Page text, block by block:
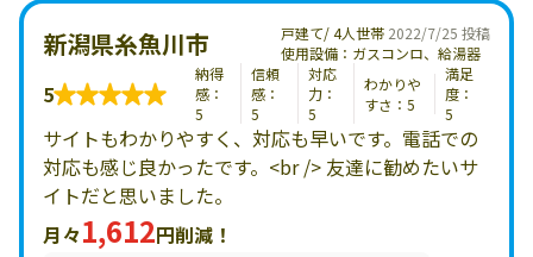
2022/7/25 投稿
新潟県糸魚川市
戸建て/ 4人世帯
使用設備：ガスコンロ、給湯器
5
納得
感：
5
信頼
感：
5
対応
力：
5
わかりや
すさ：5
満足
度：
5
サイトもわかりやすく、対応も早いです。電話での
対応も感じ良かったです。<br /> 友達に勧めたいサ
イトだと思いました。
月々1,612円削減！